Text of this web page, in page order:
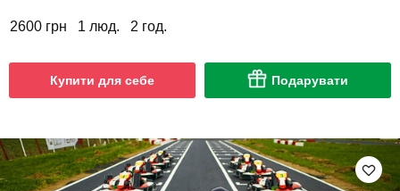
2600 грн 1 люд. 2 год.
Купити для себе Подарувати